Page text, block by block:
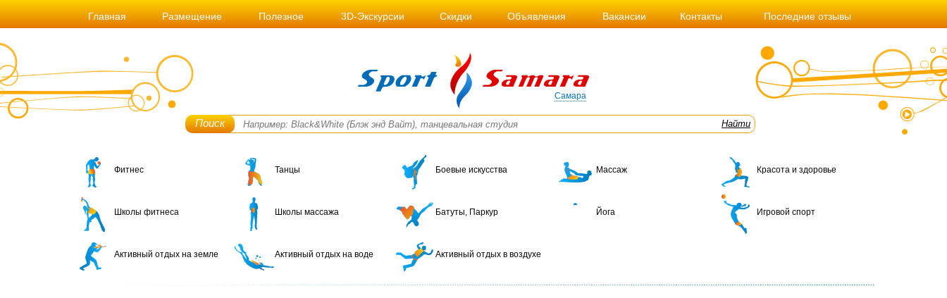
Главная Размещение Полезное 3D-Экскурсии Скидки Объявления Вакансии Контакты Последние отзывы
Самара
Поиск
Фитнес Танцы Боевые искусства Массаж Красота и здоровье
Школы фитнеса Школы массажа Батуты, Паркур Йога Игровой спорт
Активный отдых на земле Активный отдых на воде Активный отдых в воздухе